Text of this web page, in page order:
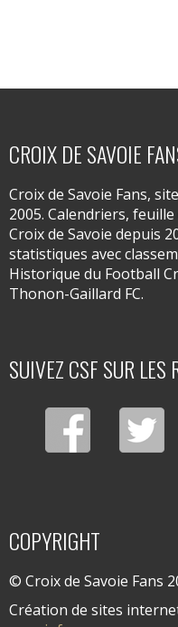
CROIX DE SAVOIE
Croix de Savoie Fans,
2005. Calendriers,
Croix de Savoie depuis
statistiques avec
Historique du Football
Thonon-Gaillard FC.
SUIVEZ CSF SUR LES
COPYRIGHT
© Croix de Savoie Fans
Création de sites